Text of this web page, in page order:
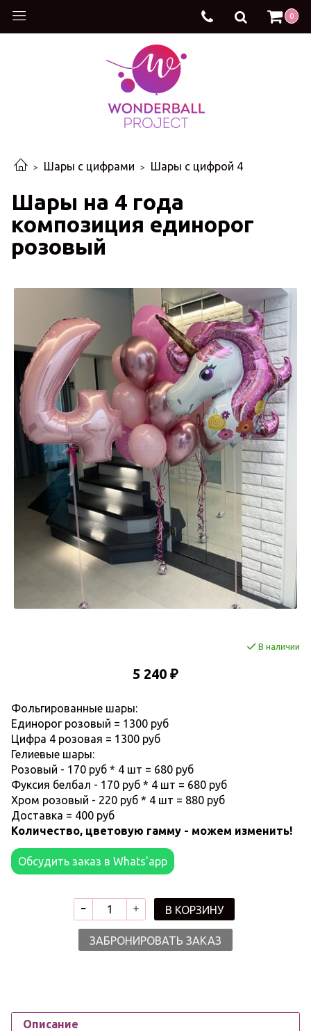
0
Шары с цифрами Шары с цифрой 4
Шары на 4 года
композиция единорог
розовый
В наличии
5 240 ₽
Фольгированные шары:
Единорог розовый = 1300 руб
Цифра 4 розовая = 1300 руб
Гелиевые шары:
Розовый - 170 руб * 4 шт = 680 руб
Фуксия белбал - 170 руб * 4 шт = 680 руб
Хром розовый - 220 руб * 4 шт = 880 руб
Доставка = 400 руб
Количество, цветовую гамму - можем изменить!
Обсудить заказ в Whats'app
В КОРЗИНУ
ЗАБРОНИРОВАТЬ ЗАКАЗ
Описание